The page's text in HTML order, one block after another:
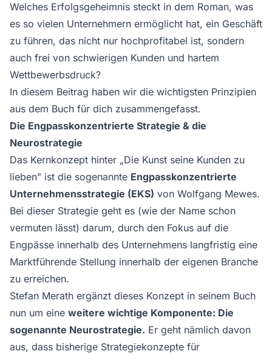
Welches Erfolgsgeheimnis steckt in dem Roman, was
es so vielen Unternehmern ermöglicht hat, ein Geschäft
zu führen, das nicht nur hochprofitabel ist, sondern
auch frei von schwierigen Kunden und hartem
Wettbewerbsdruck?
In diesem Beitrag haben wir die wichtigsten Prinzipien
aus dem Buch für dich zusammengefasst.
Die Engpasskonzentrierte Strategie & die
Neurostrategie
Das Kernkonzept hinter „Die Kunst seine Kunden zu
lieben" ist die sogenannte Engpasskonzentrierte
Unternehmensstrategie (EKS) von Wolfgang Mewes.
Bei dieser Strategie geht es (wie der Name schon
vermuten lässt) darum, durch den Fokus auf die
Engpässe innerhalb des Unternehmens langfristig eine
Marktführende Stellung innerhalb der eigenen Branche
zu erreichen.
Stefan Merath ergänzt dieses Konzept in seinem Buch
nun um eine weitere wichtige Komponente: Die
sogenannte Neurostrategie. Er geht nämlich davon
aus, dass bisherige Strategiekonzepte für